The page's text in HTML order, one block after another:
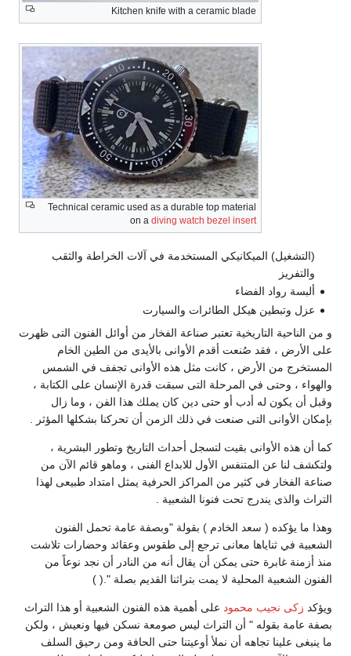
Kitchen knife with a ceramic blade
Technical ceramic used as a durable top material
on a diving watch bezel insert
(التشغيل) الميكانيكي المستخدمة في آلات الخراطة والثقب
والتفريز
ألبسة رواد الفضاء
عزل وتبطين هيكل الطائرات والسيارت
و من الناحية التاريخية تعتبر صناعة الفخار من أوائل الفنون التى ظهرت
على الأرض ، فقد صُنعت أقدم الأوانى بالأيدى من الطين الخام
المستخرج من الأرض ، كانت مثل هذه الأوانى تجفف في الشمس
والهواء ، وحتى في المرحلة التى سبقت قدرة الإنسان على الكتابة ،
وقبل أن يكون له أدب أو حتى دين كان يملك هذا الفن ، وما زال
بإمكان الأوانى التى صنعت في ذلك الزمن أن تحركنا بشكلها المؤثر .
كما أن هذه الأوانى بقيت لتسجل أحداث التاريخ وتطور البشرية ،
ولتكشف لنا عن المتنفس الأول للابداع الفنى ، وماهو قائم الآن من
صناعة الفخار في كثير من المراكز الحرفية يمثل امتداد طبيعى لهذا
التراث والذى يندرج تحت فنونا الشعبية .
وهذا ما يؤكده ( سعد الخادم ) بقولة "وبصفة عامة تحمل الفنون
الشعبية في ثناياها معانى ترجع إلى طقوس وعقائد وحضارات تلاشت
منذ أزمنة غابرة حتى يمكن أن يقال أنه من النادر أن نجد نوعاً من
الفنون الشعبية المحلية لا يمت بتراثنا القديم بصلة ".( )
ويؤكد زكى نجيب محمود على أهمية هذه الفنون الشعبية أو هذا التراث
بصفة عامة بقوله " أن التراث ليس صومعة نسكن فيها ونعيش ، ولكن
ما ينبغى علينا تجاهه أن نملأ أوعيتنا حتى الحافة ومن رحيق السلف